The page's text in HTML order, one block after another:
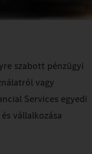
szabott pénzügyi
vagy
Services egyedi
vállalkozása